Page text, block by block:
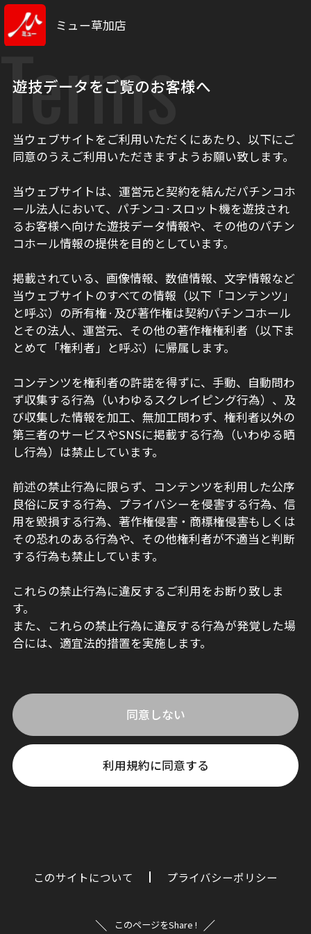
ミュー草加店
Terms
遊技データをご覧のお客様へ
当ウェブサイトをご利用いただくにあたり、以下にご
同意のうえご利用いただきますようお願い致します。
当ウェブサイトは、運営元と契約を結んだパチンコホ
ール法人において、パチンコ·スロット機を遊技され
るお客様へ向けた遊技データ情報や、その他のパチン
コホール情報の提供を目的としています。
掲載されている、画像情報、数値情報、文字情報など
当ウェブサイトのすべての情報（以下「コンテンツ」
と呼ぶ）の所有権·及び著作権は契約パチンコホール
とその法人、運営元、その他の著作権権利者（以下ま
とめて「権利者」と呼ぶ）に帰属します。
コンテンツを権利者の許諾を得ずに、手動、自動問わ
ず収集する行為（いわゆるスクレイピング行為）、及
び収集した情報を加工、無加工問わず、権利者以外の
第三者のサービスやSNSに掲載する行為（いわゆる晒
し行為）は禁止しています。
前述の禁止行為に限らず、コンテンツを利用した公序
良俗に反する行為、プライバシーを侵害する行為、信
用を毀損する行為、著作権侵害・商標権侵害もしくは
その恐れのある行為や、その他権利者が不適当と判断
する行為も禁止しています。
これらの禁止行為に違反するご利用をお断り致しま
す。
また、これらの禁止行為に違反する行為が発覚した場
合には、適宜法的措置を実施します。
同意しない
利用規約に同意する
このサイトについて プライバシーポリシー
このページをShare !